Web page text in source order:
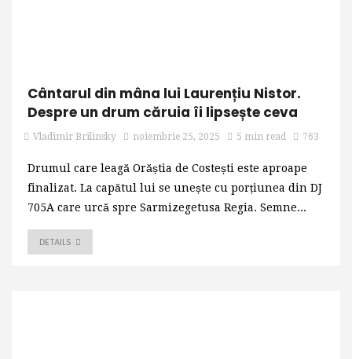
Cântarul din mâna lui Laurențiu Nistor.
Despre un drum căruia îi lipsește ceva
Vladimir Brilinsky noiembrie 25, 2025 5 min read 763
Drumul care leagă Orăștia de Costești este aproape
finalizat. La capătul lui se unește cu porțiunea din DJ
705A care urcă spre Sarmizegetusa Regia. Semne...
DETAILS